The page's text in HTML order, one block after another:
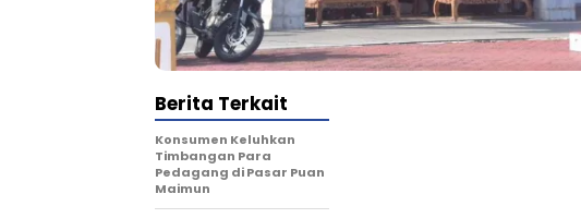
Berita Terkait
Konsumen Keluhkan
Timbangan Para
Pedagang di Pasar Puan
Maimun